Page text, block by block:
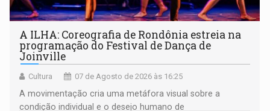
A ILHA: Coreografia de Rondônia estreia na
programação do Festival de Dança de
Joinville
Cultura 07 de Agosto de 2026 às 16:25
A movimentação cria uma metáfora visual sobre a
condição individual e o desejo humano de